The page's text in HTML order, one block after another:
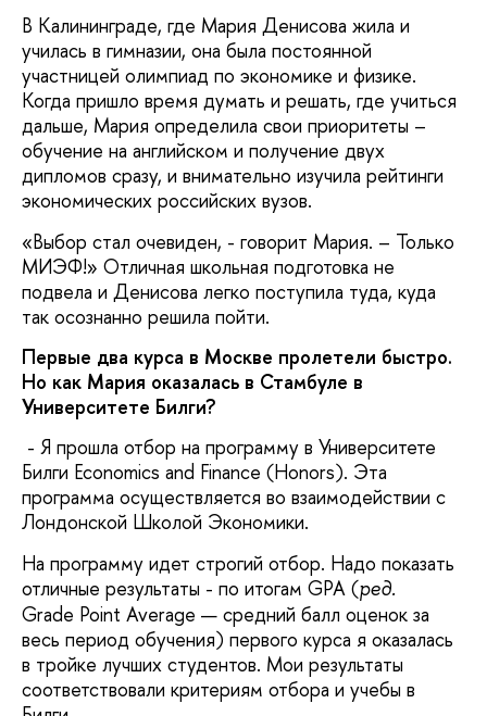
В Калининграде, где Мария Денисова жила и
училась в гимназии, она была постоянной
участницей олимпиад по экономике и физике.
Когда пришло время думать и решать, где учиться
дальше, Мария определила свои приоритеты –
обучение на английском и получение двух
дипломов сразу, и внимательно изучила рейтинги
экономических российских вузов.
«Выбор стал очевиден, - говорит Мария. – Только
МИЭФ!» Отличная школьная подготовка не
подвела и Денисова легко поступила туда, куда
так осознанно решила пойти.
Первые два курса в Москве пролетели быстро.
Но как Мария оказалась в Стамбуле в
Университете Билги?
- Я прошла отбор на программу в Университете
Билги Economics and Finance (Honors). Эта
программа осуществляется во взаимодействии с
Лондонской Школой Экономики.
На программу идет строгий отбор. Надо показать
отличные результаты - по итогам GPA (ред.
Grade Point Average — средний балл оценок за
весь период обучения) первого курса я оказалась
в тройке лучших студентов. Мои результаты
соответствовали критериям отбора и учебы в